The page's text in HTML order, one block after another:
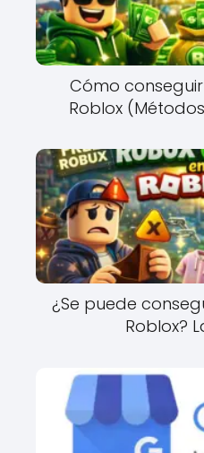
Cómo
Roblox
¿Se puede
Roblox?